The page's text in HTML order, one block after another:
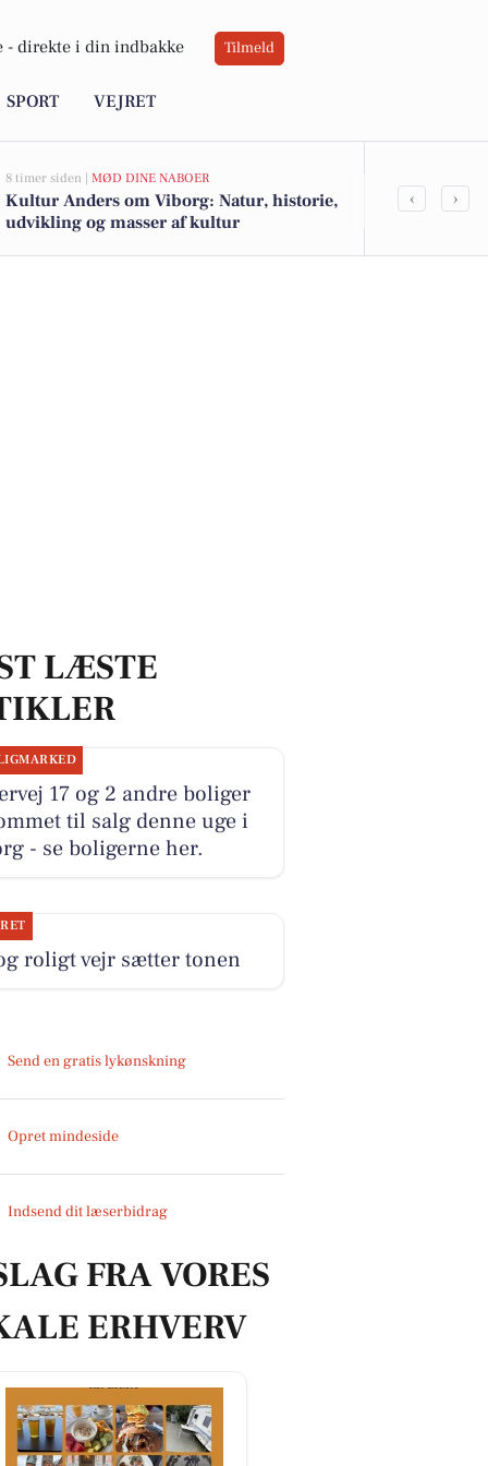
- direkte i din indbakke Tilmeld
SPORT VEJRET
8 timer siden | MØD DINE NABOER
Kultur Anders om Viborg: Natur, historie,
udvikling og masser af kultur
Savner du
‹ ›
LÆSTE
17 og 2 andre boliger
til salg denne uge i
- se boligerne her.
roligt vejr sætter tonen
Send en gratis lykønskning
Opret mindeside
Indsend dit læserbidrag
FRA VORES
ERHVERV